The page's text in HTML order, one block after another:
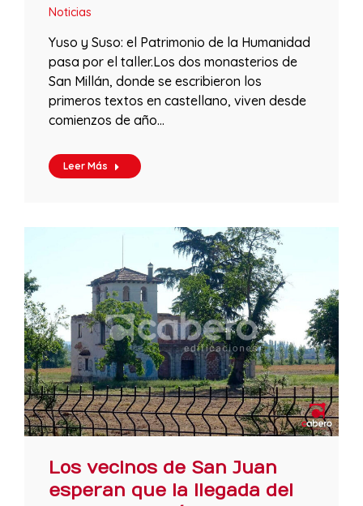
Noticias
Yuso y Suso: el Patrimonio de la Humanidad
pasa por el taller.Los dos monasterios de
San Millán, donde se escribieron los
primeros textos en castellano, viven desde
comienzos de año…
Leer Más
Los vecinos de San Juan
esperan que la llegada del